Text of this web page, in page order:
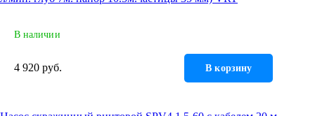
В наличии
4 920 руб. В корзину